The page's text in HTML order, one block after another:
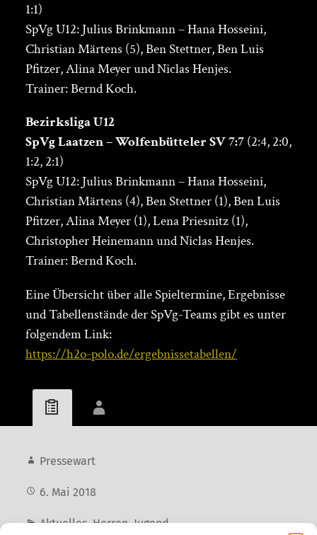
1:1)
SpVg U12: Julius Brinkmann – Hana Hosseini,
Christian Märtens (5), Ben Stettner, Ben Luis
Pfitzer, Alina Meyer und Niclas Henjes.
Trainer: Bernd Koch.
Bezirksliga U12
SpVg Laatzen – Wolfenbütteler SV 7:7(2:4, 2:0,
1:2, 2:1)
SpVg U12: Julius Brinkmann – Hana Hosseini,
Christian Märtens (4), Ben Stettner (1), Ben Luis
Pfitzer, Alina Meyer (1), Lena Priesnitz (1),
Christopher Heinemann und Niclas Henjes.
Trainer: Bernd Koch.
Eine Übersicht über alle Spieltermine, Ergebnisse
und Tabellenstände der SpVg-Teams gibt es unter
folgendem Link:
https://h2o-polo.de/ergebnissetabellen/
Pressewart
6. Mai 2018
Aktuelles,Herren,Jugend